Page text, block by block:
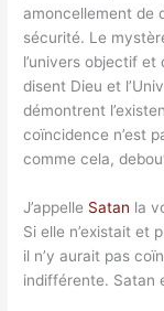
amoncellement de
sécurité. Le
l’univers objectif et
disent Dieu et
démontrent
coïncidence n’est
comme cela,
J’appelle Satan la
Si elle n’existait et
il n’y aurait pas
indifférente. Satan